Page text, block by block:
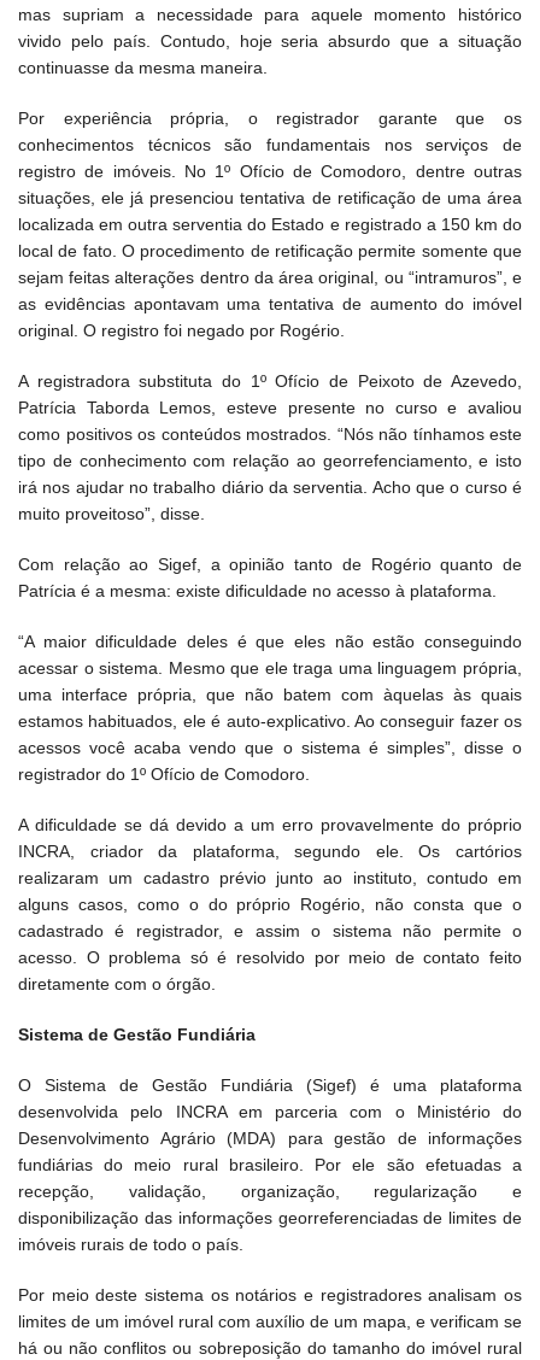
mas supriam a necessidade para aquele momento histórico
vivido pelo país. Contudo, hoje seria absurdo que a situação
continuasse da mesma maneira.
Por experiência própria, o registrador garante que os
conhecimentos técnicos são fundamentais nos serviços de
registro de imóveis. No 1º Ofício de Comodoro, dentre outras
situações, ele já presenciou tentativa de retificação de uma área
localizada em outra serventia do Estado e registrado a 150 km do
local de fato. O procedimento de retificação permite somente que
sejam feitas alterações dentro da área original, ou “intramuros”, e
as evidências apontavam uma tentativa de aumento do imóvel
original. O registro foi negado por Rogério.
A registradora substituta do 1º Ofício de Peixoto de Azevedo,
Patrícia Taborda Lemos, esteve presente no curso e avaliou
como positivos os conteúdos mostrados. “Nós não tínhamos este
tipo de conhecimento com relação ao georrefenciamento, e isto
irá nos ajudar no trabalho diário da serventia. Acho que o curso é
muito proveitoso”, disse.
Com relação ao Sigef, a opinião tanto de Rogério quanto de
Patrícia é a mesma: existe dificuldade no acesso à plataforma.
“A maior dificuldade deles é que eles não estão conseguindo
acessar o sistema. Mesmo que ele traga uma linguagem própria,
uma interface própria, que não batem com àquelas às quais
estamos habituados, ele é auto-explicativo. Ao conseguir fazer os
acessos você acaba vendo que o sistema é simples”, disse o
registrador do 1º Ofício de Comodoro.
A dificuldade se dá devido a um erro provavelmente do próprio
INCRA, criador da plataforma, segundo ele. Os cartórios
realizaram um cadastro prévio junto ao instituto, contudo em
alguns casos, como o do próprio Rogério, não consta que o
cadastrado é registrador, e assim o sistema não permite o
acesso. O problema só é resolvido por meio de contato feito
diretamente com o órgão.
Sistema de Gestão Fundiária
O Sistema de Gestão Fundiária (Sigef) é uma plataforma
desenvolvida pelo INCRA em parceria com o Ministério do
Desenvolvimento Agrário (MDA) para gestão de informações
fundiárias do meio rural brasileiro. Por ele são efetuadas a
recepção, validação, organização, regularização e
disponibilização das informações georreferenciadas de limites de
imóveis rurais de todo o país.
Por meio deste sistema os notários e registradores analisam os
limites de um imóvel rural com auxílio de um mapa, e verificam se
há ou não conflitos ou sobreposição do tamanho do imóvel rural